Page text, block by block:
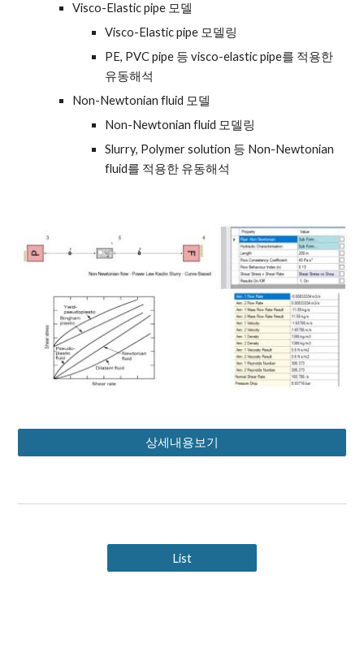
Visco-Elastic pipe 모델
Visco-Elastic pipe 모델링
PE, PVC pipe 등 visco-elastic pipe를 적용한
유동해석
Non-Newtonian fluid 모델
Non-Newtonian fluid 모델링
Slurry, Polymer solution 등 Non-Newtonian
fluid를 적용한 유동해석
상세내용보기
List